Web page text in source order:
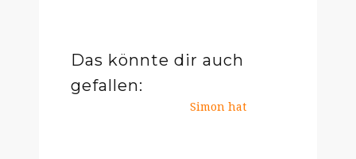
Das könnte dir auch
gefallen:
Simon hat